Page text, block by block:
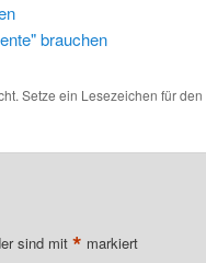
brauchen
Setze ein Lesezeichen für den
sind mit * markiert